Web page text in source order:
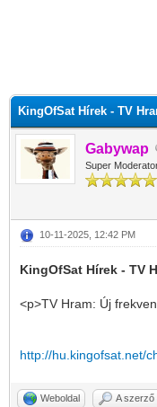
KingOfSat Hírek - TV
Gabywap
Super
10-11-2025, 12:42 PM
KingOfSat Hírek - TV
<p>TV Hram: Új
http://hu.kingofsat.net/
Weboldal A szerző